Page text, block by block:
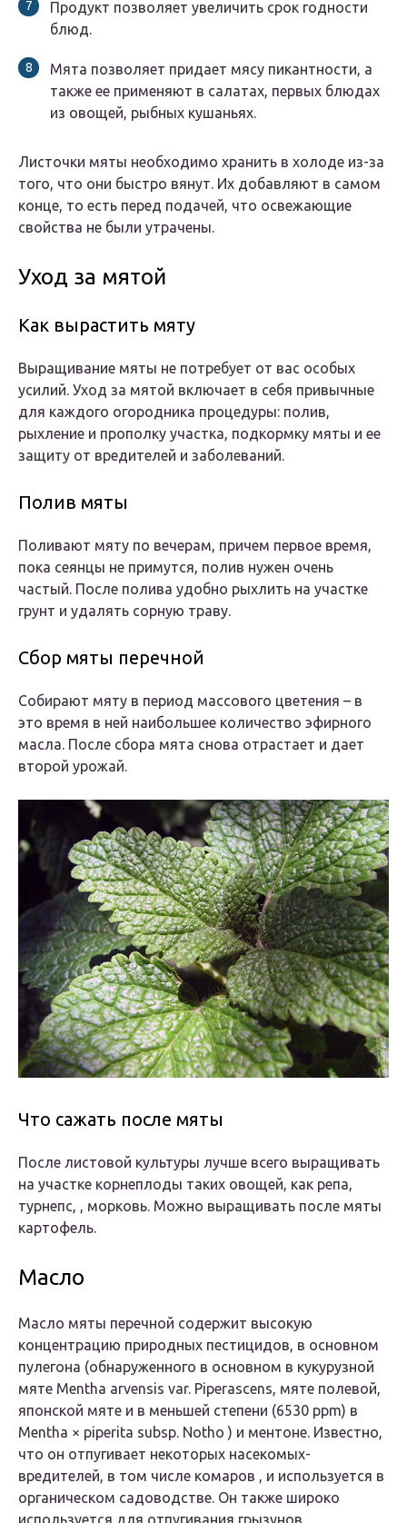
Продукт позволяет увеличить срок годности
блюд.
Мята позволяет придает мясу пикантности, а
также ее применяют в салатах, первых блюдах
из овощей, рыбных кушаньях.
Листочки мяты необходимо хранить в холоде из-за
того, что они быстро вянут. Их добавляют в самом
конце, то есть перед подачей, что освежающие
свойства не были утрачены.
Уход за мятой
Как вырастить мяту
Выращивание мяты не потребует от вас особых
усилий. Уход за мятой включает в себя привычные
для каждого огородника процедуры: полив,
рыхление и прополку участка, подкормку мяты и ее
защиту от вредителей и заболеваний.
Полив мяты
Поливают мяту по вечерам, причем первое время,
пока сеянцы не примутся, полив нужен очень
частый. После полива удобно рыхлить на участке
грунт и удалять сорную траву.
Сбор мяты перечной
Собирают мяту в период массового цветения – в
это время в ней наибольшее количество эфирного
масла. После сбора мята снова отрастает и дает
второй урожай.
Что сажать после мяты
После листовой культуры лучше всего выращивать
на участке корнеплоды таких овощей, как репа,
турнепс, , морковь. Можно выращивать после мяты
картофель.
Масло
Масло мяты перечной содержит высокую
концентрацию природных пестицидов, в основном
пулегона (обнаруженного в основном в кукурузной
мяте Mentha arvensis var. Piperascens, мяте полевой,
японской мяте и в меньшей степени (6530 ppm) в
Mentha × piperita subsp. Notho ) и ментоне. Известно,
что он отпугивает некоторых насекомых-
вредителей, в том числе комаров , и используется в
органическом садоводстве. Он также широко
используется для отпугивания грызунов.